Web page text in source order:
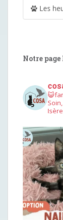
Les
Notre
Isère